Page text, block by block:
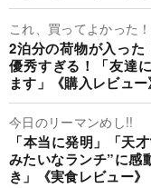
これ、買ってよかった！
2泊分の荷物が入っ
優秀すぎる！「友達
ます」《購入レビュー
今日のリーマンめし!!
「本当に発明」「天
みたいなランチ”に
き」《実食レビュー》